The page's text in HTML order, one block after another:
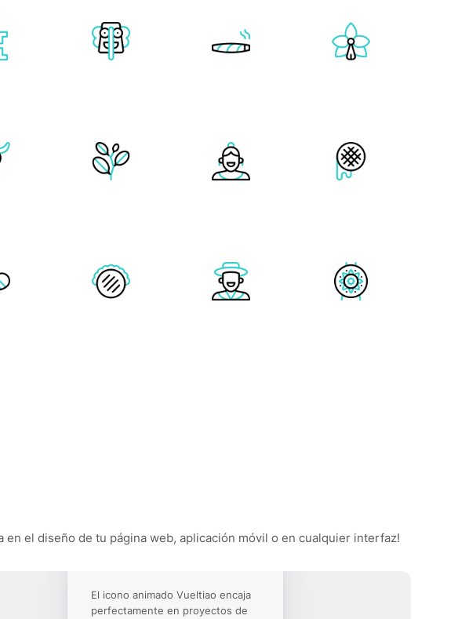
el diseño de tu página web, aplicación móvil o en cualquier interfaz!
El icono animado Vueltiao encaja
perfectamente en proyectos de